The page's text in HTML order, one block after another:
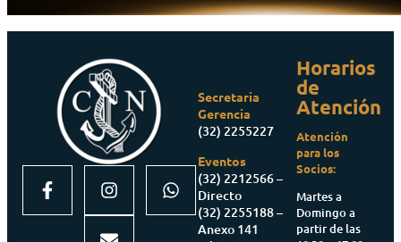
Secretaria
Gerencia
(32) 2255227
Eventos
(32) 2212566 –
Directo
(32) 2255188 –
Anexo 141
Horarios
de
Atención
Atención
para los
Socios:
Martes a
Domingo a
partir de las